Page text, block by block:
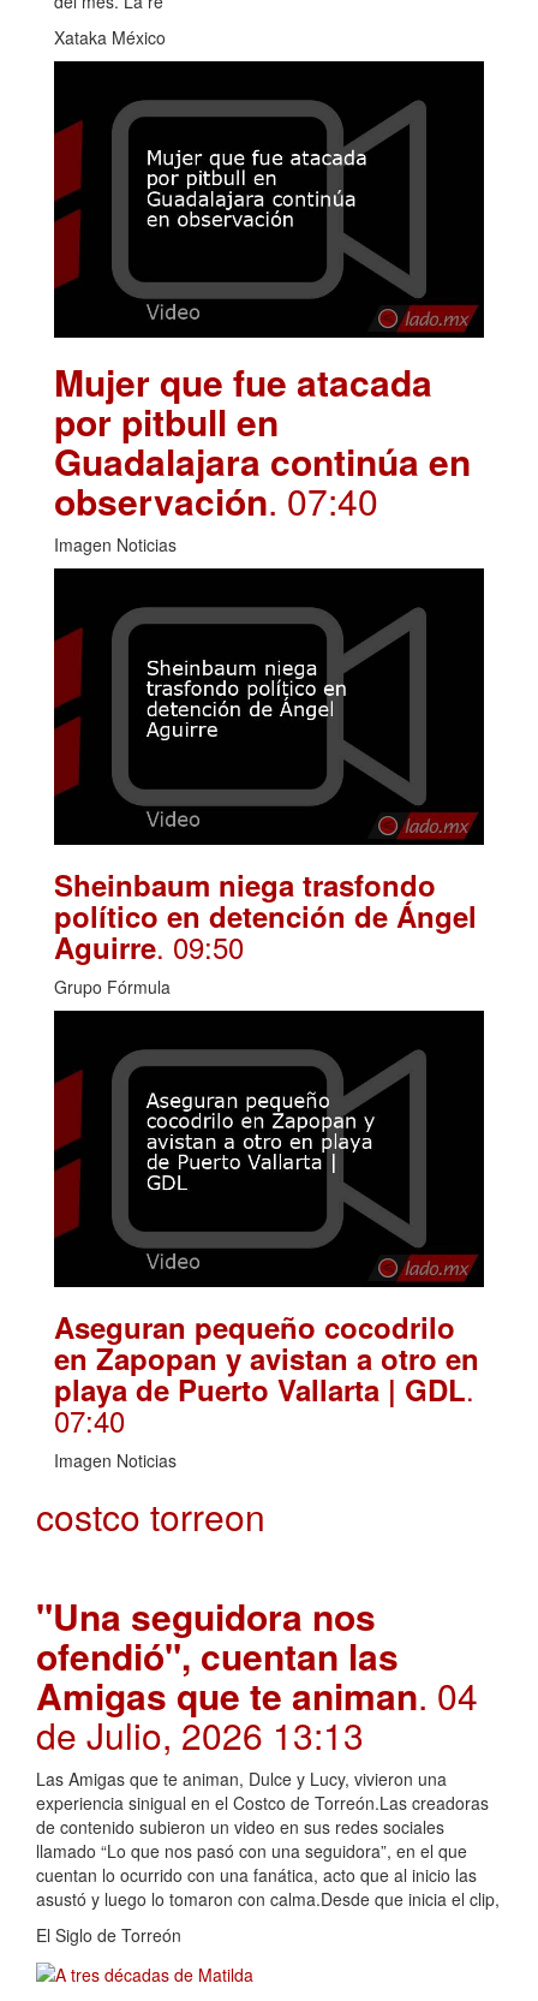
Xataka México
Mujer que fue atacada
por pitbull en
Guadalajara continúa en
observación. 07:40
Imagen Noticias
Sheinbaum niega trasfondo
político en detención de Ángel
Aguirre. 09:50
Grupo Fórmula
Aseguran pequeño cocodrilo
en Zapopan y avistan a otro en
playa de Puerto Vallarta | GDL.
07:40
Imagen Noticias
costco torreon
"Una seguidora nos
ofendió", cuentan las
Amigas que te animan. 04
de Julio, 2026 13:13
Las Amigas que te animan, Dulce y Lucy, vivieron una
experiencia sinigual en el Costco de Torreón.Las creadoras
de contenido subieron un video en sus redes sociales
llamado “Lo que nos pasó con una seguidora”, en el que
cuentan lo ocurrido con una fanática, acto que al inicio las
asustó y luego lo tomaron con calma.Desde que inicia el clip,
El Siglo de Torreón